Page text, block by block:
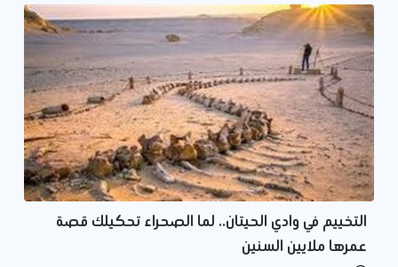
التخييم في وادي الحيتان.. لما الصحراء تحكيلك قصة
عمرها ملايين السنين